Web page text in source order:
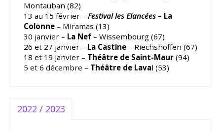
Montauban (82)
13 au 15 février – Festival les Elancées – La
Colonne – Miramas (13)
30 janvier – La Nef – Wissembourg (67)
26 et 27 janvier – La Castine – Riechshoffen (67)
18 et 19 janvier – Théâtre de Saint-Maur (94)
5 et 6 décembre – Théâtre de Laval (53)
2022 / 2023